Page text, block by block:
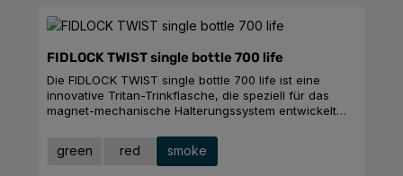
FIDLOCK TWIST single bottle 700 life
Die FIDLOCK TWIST single bottle 700 life ist eine
innovative Tritan-Trinkflasche, die speziell für das
magnet-mechanische Halterungssystem entwickelt
und ist ideal für Citytrips, Ausflüge oder den täglichen
Arbeitsweg. Der Schraubdeckel mit großer
Farbeauswählen
green red smoke